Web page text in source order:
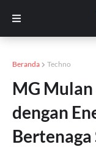
Beranda Techno
MG
dengan
Bertenaga